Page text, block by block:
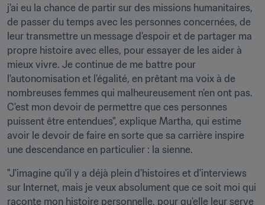
j'ai eu la chance de partir sur des missions humanitaires,
de passer du temps avec les personnes concernées, de
leur transmettre un message d'espoir et de partager ma
propre histoire avec elles, pour essayer de les aider à
mieux vivre. Je continue de me battre pour
l'autonomisation et l'égalité, en prêtant ma voix à de
nombreuses femmes qui malheureusement n'en ont pas.
C'est mon devoir de permettre que ces personnes
puissent être entendues", explique Martha, qui estime
avoir le devoir de faire en sorte que sa carrière inspire
une descendance en particulier : la sienne.
"J'imagine qu'il y a déjà plein d'histoires et d'interviews
sur Internet, mais je veux absolument que ce soit moi qui
raconte mon histoire personnelle, pour qu'elle leur serve